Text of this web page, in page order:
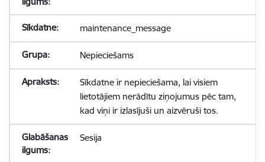
maintenance_message
Nepieciešams
Sīkdatne ir nepieciešama, lai visiem
lietotājiem nerādītu ziņojumus pēc tam,
kad viņi ir izlasījuši un aizvēruši tos.
Sesija